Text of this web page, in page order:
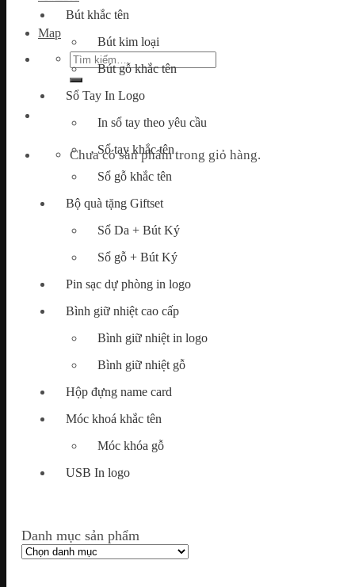
Map
Tìm
kiếm:
Chưa có sản phẩm trong giỏ hàng.
Bút khắc tên
Bút kim loại
Bút gỗ khắc tên
Sổ Tay In Logo
In sổ tay theo yêu cầu
Sổ tay khắc tên
Sổ gỗ khắc tên
Bộ quà tặng Giftset
Sổ Da + Bút Ký
Sổ gỗ + Bút Ký
Pin sạc dự phòng in logo
Bình giữ nhiệt cao cấp
Bình giữ nhiệt in logo
Bình giữ nhiệt gỗ
Hộp đựng name card
Móc khoá khắc tên
Móc khóa gỗ
USB In logo
Danh mục sản phẩm